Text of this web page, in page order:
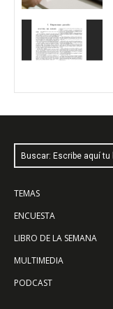
Buscar: Escribe aquí tu
TEMAS
ENCUESTA
LIBRO DE LA SEMANA
MULTIMEDIA
PODCAST